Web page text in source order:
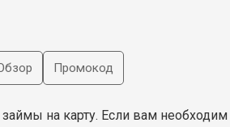
Промокод
на карту. Если вам необходим